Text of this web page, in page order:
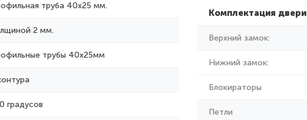
труба 40х25 мм.
2 мм.
трубы 40х25мм
градусов
Комплектация двери
Верхний замок:
Нижний замок:
Блокираторы
Петли